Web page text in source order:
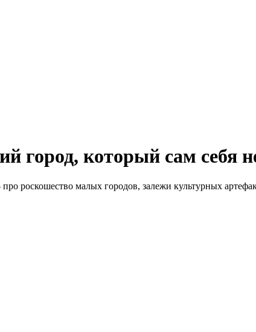
город, который сам себя
про роскошество малых городов, залежи культурных